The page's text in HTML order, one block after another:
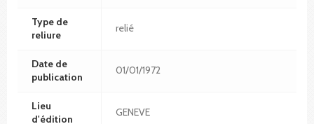
Type de
reliure
relié
Date de
publication
01/01/1972
Lieu
d'édition
GENEVE